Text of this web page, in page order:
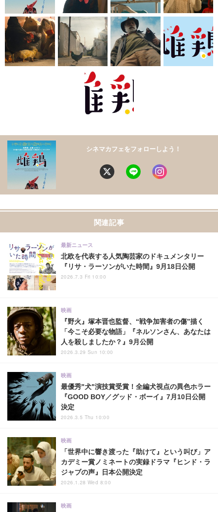
シネマカフェをフォローしよう！
関連記事
北欧を代表する人気陶芸家のドキュメンタリー
『リサ・ラーソンがいた時間』9月18日公開
最新ニュース
2026.7.3 Fri 10:00
『野火』塚本晋也監督、“戦争加害者の傷”描く
「今こそ必要な物語」『ネルソンさん、あなたは
人を殺しましたか？』9月公開
映画
2026.3.29 Sun 10:00
最優秀"犬"演技賞受賞！全編犬視点の異色ホラー
『GOOD BOY／グッド・ボーイ』7月10日公開
決定
映画
2026.3.5 Thu 10:00
「世界中に響き渡った『助けて』という叫び」ア
カデミー賞ノミネートの実録ドラマ『ヒンド・ラ
ジャブの声』日本公開決定
映画
2026.1.28 Wed 8:00
映画